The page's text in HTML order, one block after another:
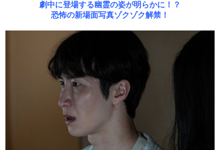
劇中に登場する幽霊の姿が明らかに！？
恐怖の新場面写真ゾクゾク解禁！